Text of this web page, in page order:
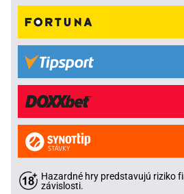
Hazardné hry predstavujú riziko
závislosti.